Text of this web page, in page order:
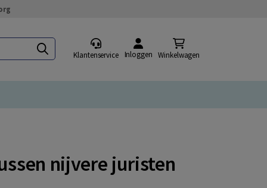
Klantenservice Inloggen Winkelwagen
nijvere juristen